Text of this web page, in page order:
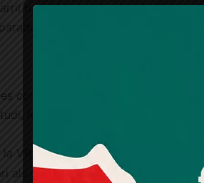
bus. Així mateix, des de l’AV
situades en el tram que
conclusions a les que ha arribat
les quals reproduïm tal com ens
V9 per dins de Les Tres Torres ha
als carrers Calatrava i Anglí. Això, a
Amb el seu
tecnologies
processar
web. Pot retirar
processament
qualsevol
nostra Política
"acceptar"